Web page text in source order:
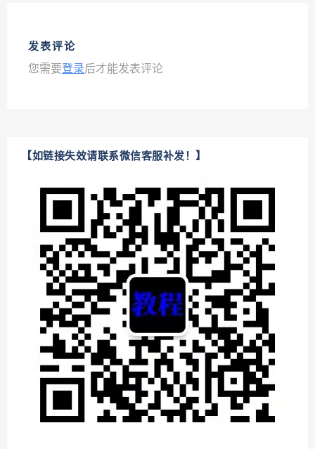
发表评论
您需要登录后才能发表评论
【如链接失效请联系微信客服补发！】